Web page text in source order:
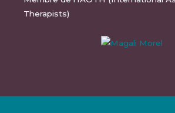
Therapists)